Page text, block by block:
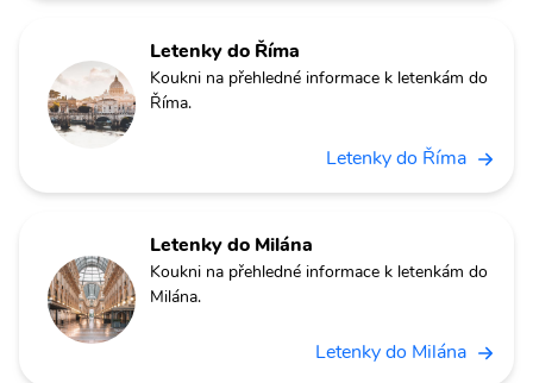
Letenky do Říma
Koukni na přehledné informace k letenkám do
Říma.
Letenky do Říma
Letenky do Milána
Koukni na přehledné informace k letenkám do
Milána.
Letenky do Milána